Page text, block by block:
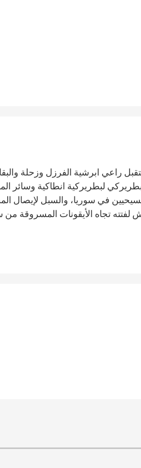
راعي ابرشية الفرزل وزحلة
لبطريركية انطاكية وسائر
في سوريا، والسبل لإيصال